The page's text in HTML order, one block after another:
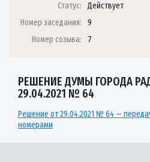
Статус:
Действует
Номер заседания:
9
Номер созыва:
7
РЕШЕНИЕ ДУМЫ ГОРОДА
29.04.2021 № 64
Решение от 29.04.2021 № 64 —
номерами